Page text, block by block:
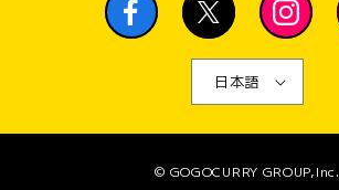
日本語
© GOGOCURRY GROUP,Inc.